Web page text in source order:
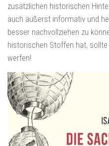
zusätzlichen historischen
auch äußerst informativ und
besser nachvollziehen zu
historischen Stoffen hat, sollte
werfen!